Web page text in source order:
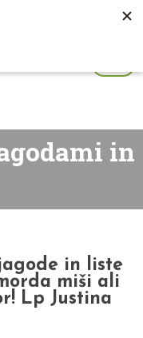
in
in liste
miši ali
Lp Justina